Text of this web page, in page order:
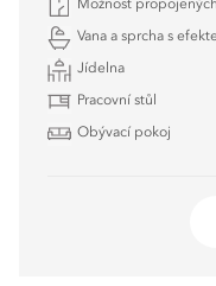
Možnost
Vana a sprcha s
Jídelna
Pracovní stůl
Obývací pokoj